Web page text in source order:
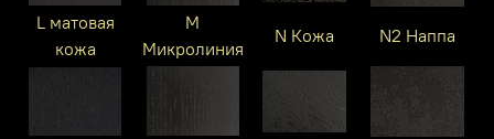
L матовая
кожа
M
Микролиния
N Кожа N2 Наппа